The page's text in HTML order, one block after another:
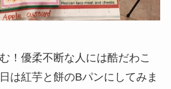
！優柔不断な人には酷だわこ
は紅芋と餅のBパンにしてみま